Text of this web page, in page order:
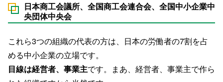
日本商工会議所、全国商工会連合会、全国中小企業中
央団体中央会
これら3つの組織の代表の方は、日本の労働者の7割を占
める中小企業の立場です。
目線は経営者、事業主です。まあ、経営者、事業主で作ら